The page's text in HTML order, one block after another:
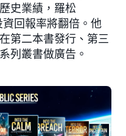
史業績，羅松
回報率將翻倍。他
第二本書發行、第三
列叢書做廣告。